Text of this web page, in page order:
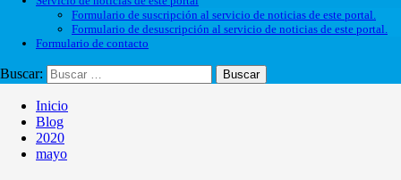
Formulario de suscripción al servicio de noticias de este portal.
Formulario de desuscripción al servicio de noticias de este portal.
Formulario de contacto
Buscar:
Inicio
Blog
2020
mayo